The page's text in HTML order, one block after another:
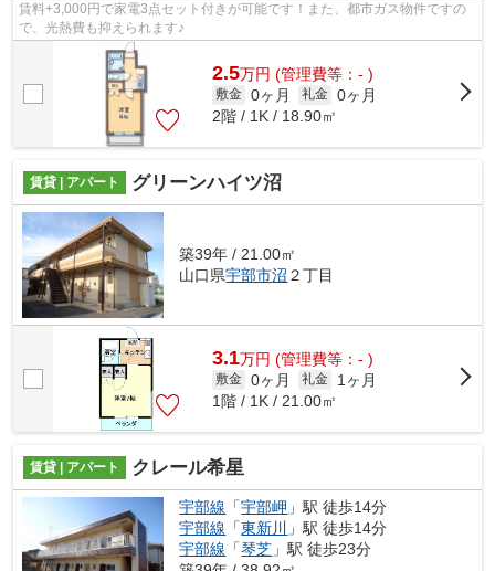
賃料+3,000円で家電3点セット付きが可能です！また、都市ガス物件ですの
で、光熱費も抑えられます♪
2.5万円 (管理費等：- )
敷金 0ヶ月 礼金 0ヶ月
2階 / 1K / 18.90㎡
賃貸 | アパート グリーンハイツ沼
築39年 / 21.00㎡
山口県宇部市沼 ２丁目
3.1万円 (管理費等：- )
敷金 0ヶ月 礼金
1ヶ月
1階 / 1K / 21.00㎡
賃貸 | アパート クレール希星
宇部線 「宇部岬 」駅 徒歩14分
宇部線 「東新川
」駅 徒歩14分
宇部線 「琴芝 」駅 徒歩23分